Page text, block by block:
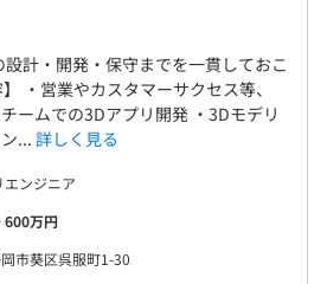
計・開発・保守までを一貫しておこ
・営業やカスタマーサクセス等、
ームでの3Dアプリ開発 ・3Dモデリ
... 詳しく見る
エンジニア
600万円
市葵区呉服町1-30